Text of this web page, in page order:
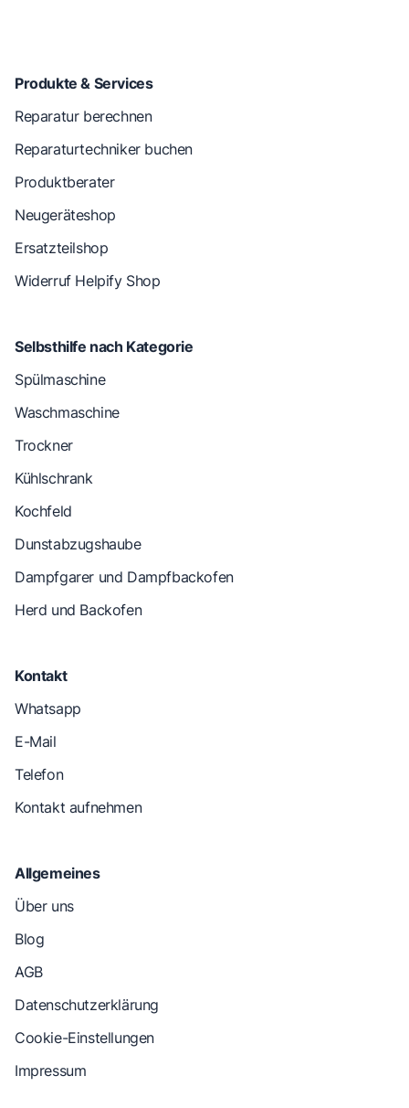
Produkte & Services
Reparatur berechnen
Reparaturtechniker buchen
Produktberater
Neugeräteshop
Ersatzteilshop
Widerruf Helpify Shop
Selbsthilfe nach Kategorie
Spülmaschine
Waschmaschine
Trockner
Kühlschrank
Kochfeld
Dunstabzugshaube
Dampfgarer und Dampfbackofen
Herd und Backofen
Kontakt
Whatsapp
E-Mail
Telefon
Kontakt aufnehmen
Allgemeines
Über uns
Blog
AGB
Datenschutzerklärung
Cookie-Einstellungen
Impressum